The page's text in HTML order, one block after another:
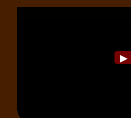
▶